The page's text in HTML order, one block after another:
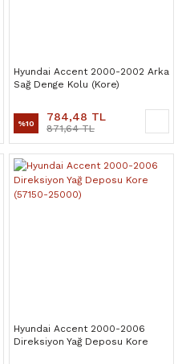
Hyundai Accent 2000-2002 Arka
Sağ Denge Kolu (Kore)
%10 784,48 TL
871,64 TL
Hyundai Accent 2000-2006
Direksiyon Yağ Deposu Kore